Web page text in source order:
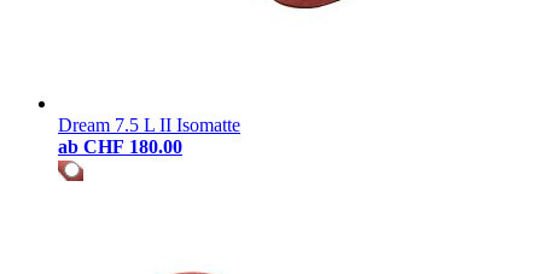
Dream 7.5 L II Isomatte
ab CHF 180.00